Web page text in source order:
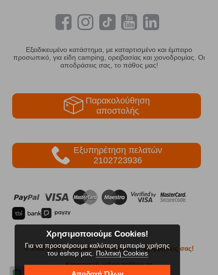
Εξειδικευμένο κατάστημα, με καταρτισμένο και έμπειρο
προσωπικό, για είδη camping, ορειβασίας και χιονοδρομίας. Οι
αποδράσεις σας, το πάθος μας!
Παρακολούθηση
αποστολής
Εξυπηρέτηση πελατών
2102723936
© 2002-2026 FreeRider- Απολαύστε τις εξορμήσεις σας!
Κατασκευή eshop netikon.gr
Χρησιμοποιούμε Cookies!
Για να προσφέρουμε καλύτερη εμπειρία χρήσης
του eshop μας. Πολιτική Cookies